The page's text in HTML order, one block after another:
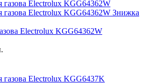
Знижка
Electrolux KGG64362W